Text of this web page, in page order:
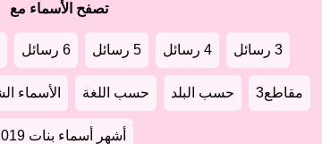
تصفح الأسماء مع
3 رسائل 4 رسائل 5 رسائل 6 رسائل
مقاطع3 حسب البلد حسب اللغة الأسماء
أشهر أسماء بنات 2019